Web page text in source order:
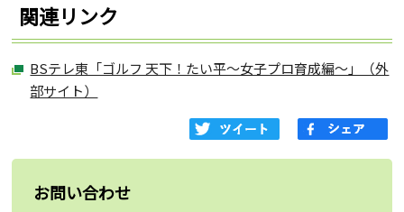
関連リンク
BSテレ東「ゴルフ 天下！たい平～女子プロ育成編～」（外
部サイト）
お問い合わせ